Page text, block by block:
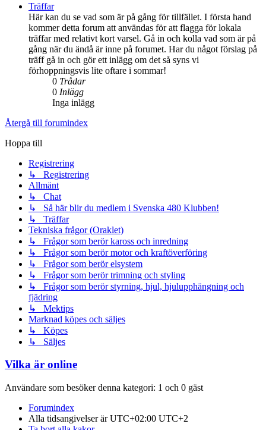
Träffar
Här kan du se vad som är på gång för tillfället. I första hand
kommer detta forum att användas för att flagga för lokala
träffar med relativt kort varsel. Gå in och kolla vad som är på
gång när du ändå är inne på forumet. Har du något förslag på
träff gå in och gör ett inlägg om det så syns vi
förhoppningsvis lite oftare i sommar!
0 Trådar
0 Inlägg
Inga inlägg
Återgå till forumindex
Hoppa till
Registrering
↳ Registrering
Allmänt
↳ Chat
↳ Så här blir du medlem i Svenska 480 Klubben!
↳ Träffar
Tekniska frågor (Oraklet)
↳ Frågor som berör kaross och inredning
↳ Frågor som berör motor och kraftöverföring
↳ Frågor som berör elsystem
↳ Frågor som berör trimning och styling
↳ Frågor som berör styrning, hjul, hjulupphängning och
fjädring
↳ Mektips
Marknad köpes och säljes
↳ Köpes
↳ Säljes
Vilka är online
Användare som besöker denna kategori: 1 och 0 gäst
Forumindex
Alla tidsangivelser är UTC+02:00 UTC+2